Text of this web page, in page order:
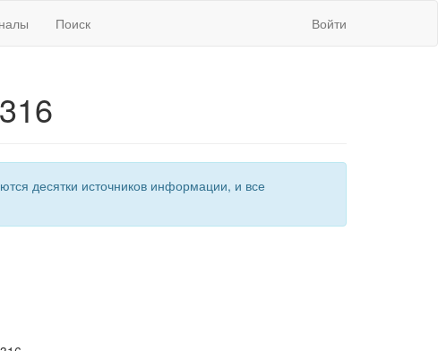
Поиск Войти
десятки источников информации, и все